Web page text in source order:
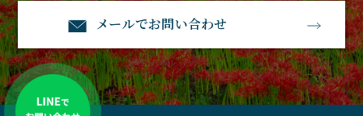
メールでお問い合わせ